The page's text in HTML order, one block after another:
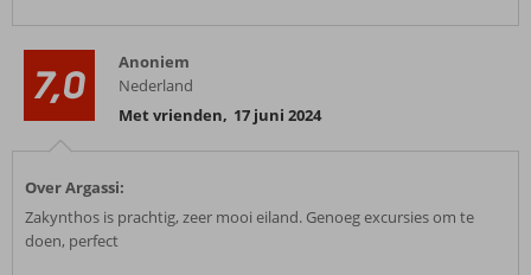
7,0
Anoniem
Nederland
Met vrienden, 17 juni 2024
Over Argassi:
Zakynthos is prachtig, zeer mooi eiland. Genoeg excursies om te
doen, perfect